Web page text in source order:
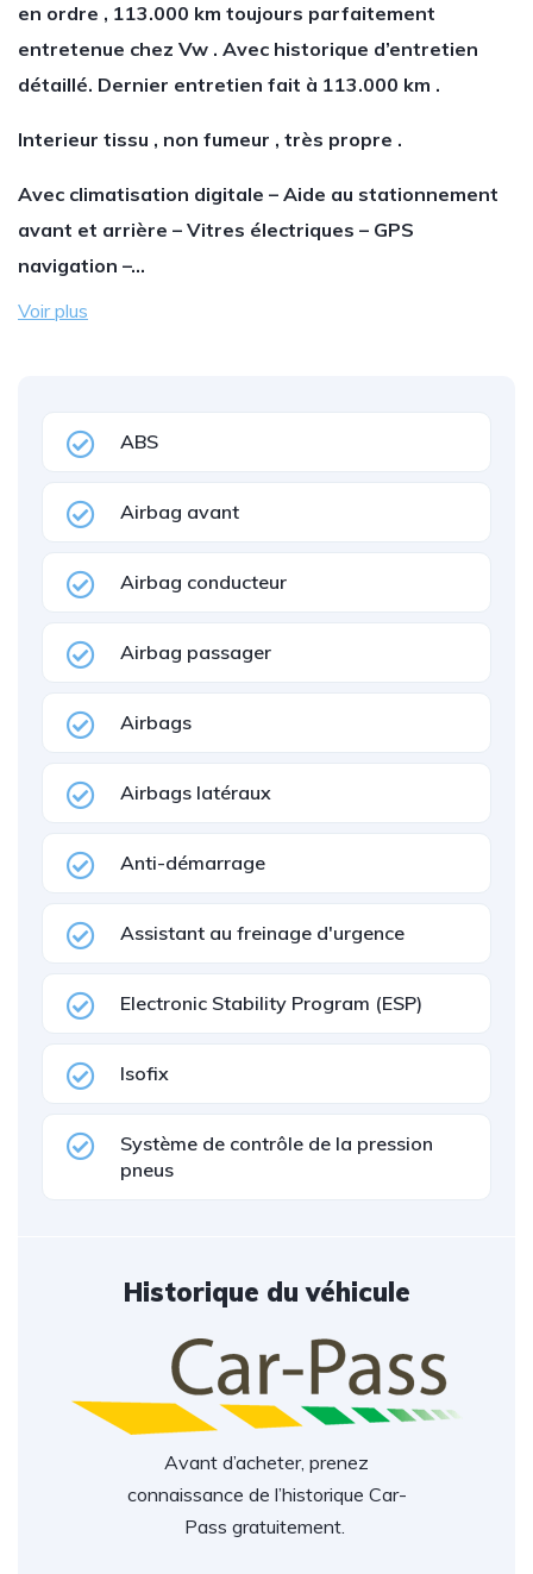
en ordre , 113.000 km toujours parfaitement
entretenue chez Vw . Avec historique d’entretien
détaillé. Dernier entretien fait à 113.000 km .
Interieur tissu , non fumeur , très propre .
Avec climatisation digitale – Aide au stationnement
avant et arrière – Vitres électriques – GPS
navigation –…
Voir plus
ABS
Airbag avant
Airbag conducteur
Airbag passager
Airbags
Airbags latéraux
Anti-démarrage
Assistant au freinage d'urgence
Electronic Stability Program (ESP)
Isofix
Système de contrôle de la pression
pneus
Historique du véhicule
Avant d’acheter, prenez
connaissance de l’historique Car-
Pass gratuitement.